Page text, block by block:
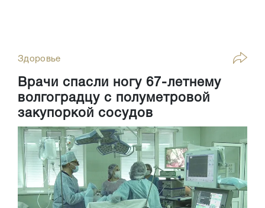
Здоровье
Врачи спасли ногу 67-летнему
волгоградцу с полуметровой
закупоркой сосудов